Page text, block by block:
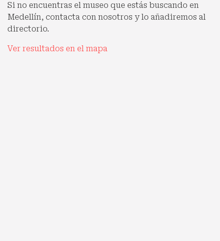
Si no encuentras el museo que estás buscando en
Medellín, contacta con nosotros y lo añadiremos al
directorio.
Ver resultados en el mapa